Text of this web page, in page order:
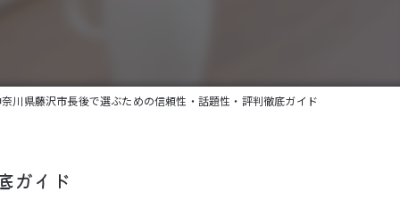
川県藤沢市長後で選ぶための信頼性・話題性・評判徹底ガイド
ガイド